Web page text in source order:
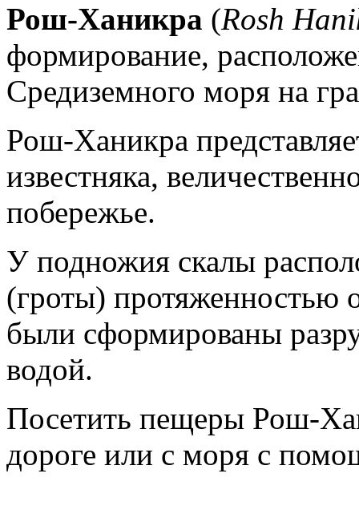
Рош-Ханикра (Rosh
формирование,
Средиземного моря на
Рош-Ханикра
известняка,
побережье.
У подножия скалы
(гроты) протяженностью
были сформированы
водой.
Посетить пещеры Рош-
дороге или с моря с